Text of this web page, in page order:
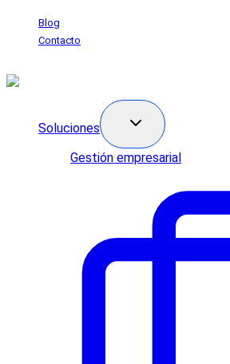
SaltarBlog
Contacto
Soluciones
Gestión empresarial